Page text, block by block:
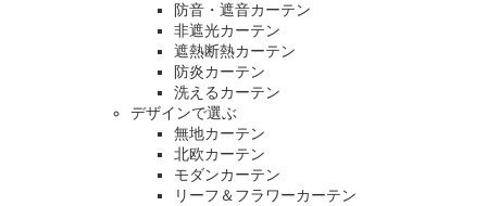
防音・遮音カーテン
非遮光カーテン
遮熱断熱カーテン
防炎カーテン
洗えるカーテン
デザインで選ぶ
無地カーテン
北欧カーテン
モダンカーテン
リーフ＆フラワーカーテン